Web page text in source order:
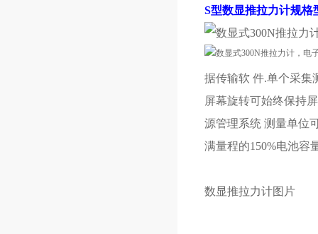
S型数显推拉力计规格
据传输软 件.单个采集
屏幕旋转可始终保持
源管理系统 测量单位
满量程的150%电池容
数显推拉力计图片